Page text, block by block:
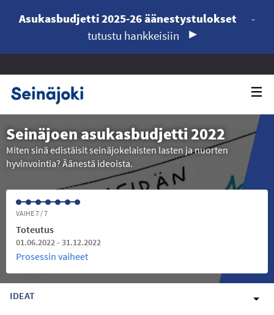
Asukasbudjetti 2025-26 äänestystulokset
-
tutustu hankkeisiin
Seinäjoen asukasbudjetti 2022
Miten sinä edistäisit seinäjokelaisten lasten ja nuorten
hyvinvointia? Äänestä ideoista.
VAIHE 7 / 7
Toteutus
01.06.2022 - 31.12.2022
Prosessin vaiheet
IDEAT